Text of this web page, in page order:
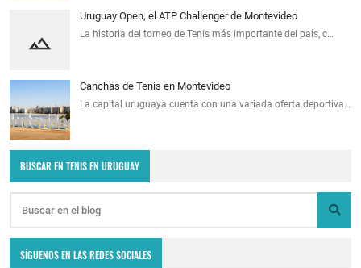
Uruguay Open, el ATP Challenger de Montevideo
La historia del torneo de Tenis más importante del país, c…
Canchas de Tenis en Montevideo
La capital uruguaya cuenta con una variada oferta deportiva…
BUSCAR EN TENIS EN URUGUAY
SÍGUENOS EN LAS REDES SOCIALES